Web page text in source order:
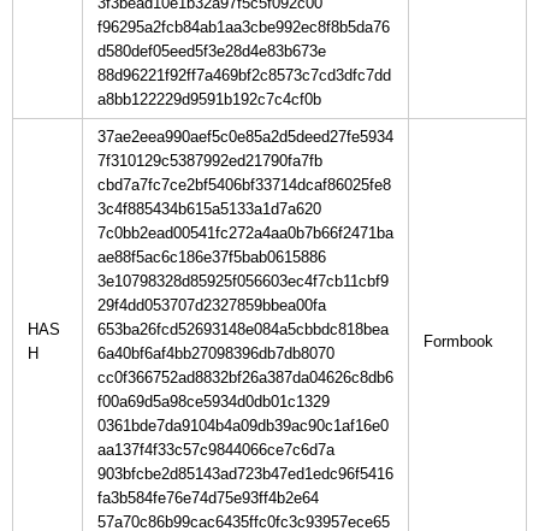
f96295a2fcb84ab1aa3cbe992ec8f8b5da76
d580def05eed5f3e28d4e83b673e
88d96221f92ff7a469bf2c8573c7cd3dfc7dd
a8bb122229d9591b192c7c4cf0b
HAS
H
37ae2eea990aef5c0e85a2d5deed27fe5934
7f310129c5387992ed21790fa7fb
cbd7a7fc7ce2bf5406bf33714dcaf86025fe8
3c4f885434b615a5133a1d7a620
7c0bb2ead00541fc272a4aa0b7b66f2471ba
ae88f5ac6c186e37f5bab0615886
3e10798328d85925f056603ec4f7cb11cbf9
29f4dd053707d2327859bbea00fa
653ba26fcd52693148e084a5cbbdc818bea
6a40bf6af4bb27098396db7db8070
cc0f366752ad8832bf26a387da04626c8db6
f00a69d5a98ce5934d0db01c1329
0361bde7da9104b4a09db39ac90c1af16e0
aa137f4f33c57c9844066ce7c6d7a
903bfcbe2d85143ad723b47ed1edc96f5416
fa3b584fe76e74d75e93ff4b2e64
57a70c86b99cac6435ffc0fc3c93957ece65